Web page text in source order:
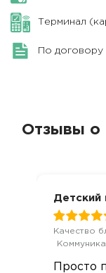
Терминал
По договору
Отзывы о
Детский
Качество
Просто